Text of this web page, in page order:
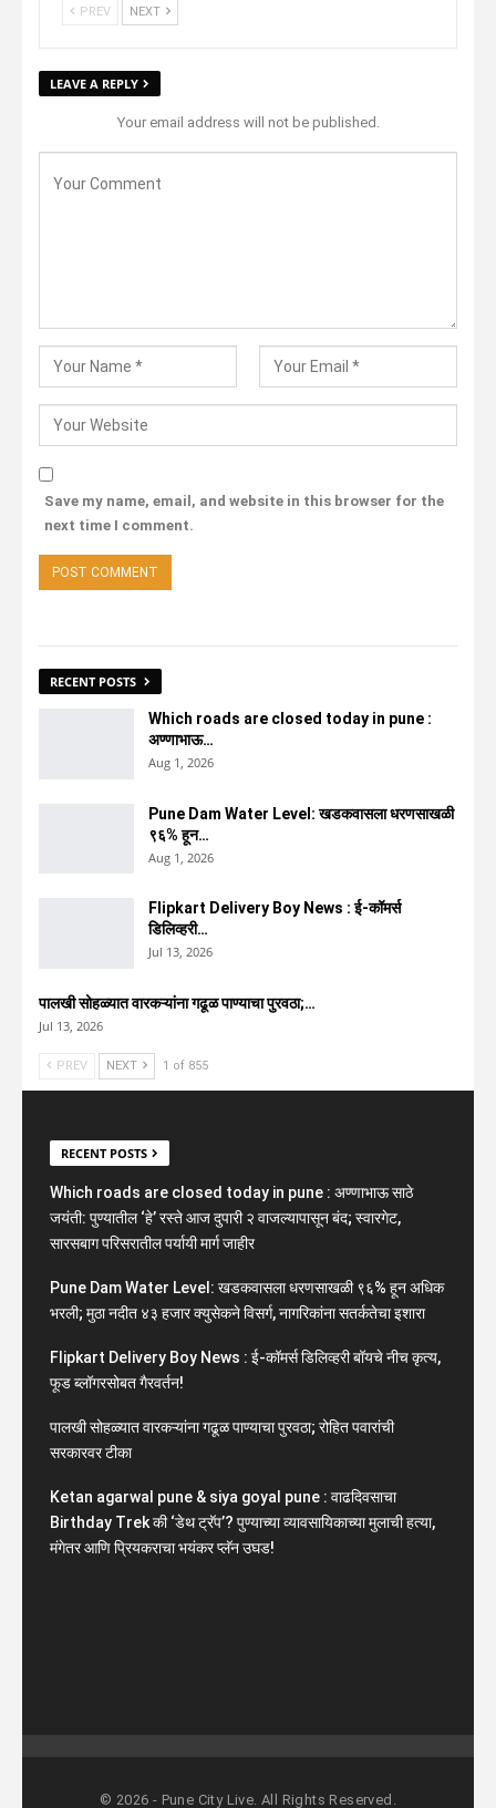
PREV NEXT
LEAVE A REPLY
Your email address will not be published.
Save my name, email, and website in this browser for the
next time I comment.
RECENT POSTS
Which roads are closed today in pune :
अण्णाभाऊ…
Aug 1, 2026
Pune Dam Water Level: खडकवासला धरणसाखळी
९६% हून…
Aug 1, 2026
Flipkart Delivery Boy News : ई-कॉमर्स
डिलिव्हरी…
Jul 13, 2026
पालखी सोहळ्यात वारकऱ्यांना गढूळ पाण्याचा पुरवठा;…
Jul 13, 2026
PREV NEXT 1 of 855
RECENT POSTS
Which roads are closed today in pune : अण्णाभाऊ साठे
जयंती: पुण्यातील ‘हे’ रस्ते आज दुपारी २ वाजल्यापासून बंद; स्वारगेट,
सारसबाग परिसरातील पर्यायी मार्ग जाहीर
Pune Dam Water Level: खडकवासला धरणसाखळी ९६% हून अधिक
भरली; मुठा नदीत ४३ हजार क्युसेकने विसर्ग, नागरिकांना सतर्कतेचा इशारा
Flipkart Delivery Boy News : ई-कॉमर्स डिलिव्हरी बॉयचे नीच कृत्य,
फूड ब्लॉगरसोबत गैरवर्तन!
पालखी सोहळ्यात वारकऱ्यांना गढूळ पाण्याचा पुरवठा; रोहित पवारांची
सरकारवर टीका
Ketan agarwal pune & siya goyal pune : वाढदिवसाचा
Birthday Trek की ‘डेथ ट्रॅप’? पुण्याच्या व्यावसायिकाच्या मुलाची हत्या,
मंगेतर आणि प्रियकराचा भयंकर प्लॅन उघड!
© 2026 - Pune City Live. All Rights Reserved.